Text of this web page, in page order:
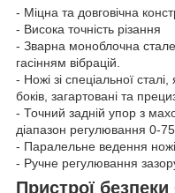
- Міцна та довговічна
- Висока точність різання
- Зварна моноблочна
гасінням вібрацій.
- Ножі зі спеціальної
боків, загартовані та
- Точний задній упор з
діапазон регулювання 0-
- Паралельне ведення
- Ручне регулювання
Пристрої безпеки